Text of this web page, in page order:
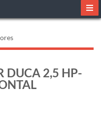
DUCA 2,5 HP-